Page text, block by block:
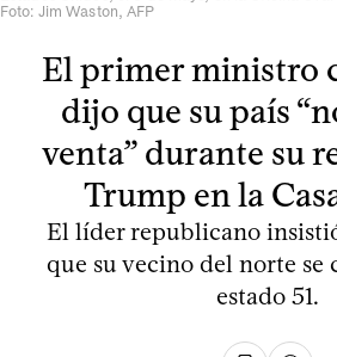
Foto: Jim Waston, AFP
El primer ministro
dijo que su país
venta” durante su
Trump en la
El líder republicano
que su vecino del norte se
estado 51.